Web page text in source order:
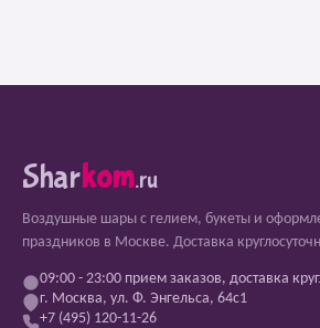
Sharkom.ru
Воздушные шары с гелием, букеты и
праздников в Москве. Доставка
09:00 - 23:00 прием заказов, доставка
г. Москва, ул. Ф. Энгельса, 64с1
+7 (495) 120-11-26